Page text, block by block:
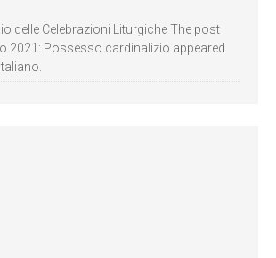
delle Celebrazioni Liturgiche The post
2021: Possesso cardinalizio appeared